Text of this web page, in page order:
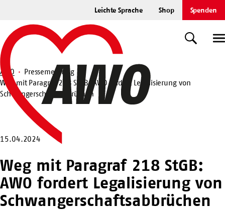
springen
Leichte Sprache Shop Spenden
Startseite
Suche
Suche
AWO
Pressemeldung
Weg mit Paragraf 218 StGB: AWO fordert Legalisierung von
Schwangerschaftsabbrüchen
15.04.2024
Weg mit Paragraf 218 StGB:
AWO fordert Legalisierung von
Schwangerschaftsabbrüchen